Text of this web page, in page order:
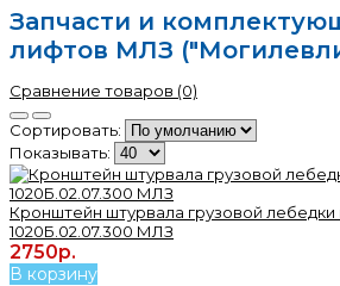
Запчасти и
лифтов МЛЗ
Сравнение товаров (0)
Сортировать:
Показывать:
Кронштейн штурвала грузовой лебедки
1020Б.02.07.300 МЛЗ
2750р.
В корзину